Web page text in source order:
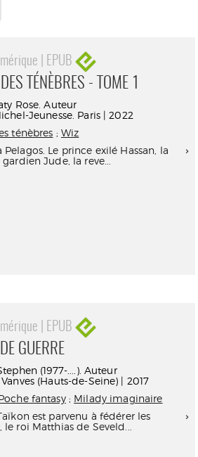
| EPUB
TÉNÈBRES - TOME 1
Rose. Auteur
Jeunesse. Paris | 2022
ténèbres ; Wiz
Pelagos. Le prince exilé Hassan, la
Jude, la reve...
| EPUB
GUERRE
(1977-....). Auteur
(Hauts-de-Seine) | 2017
fantasy; Milady imaginaire
est parvenu à fédérer les
roi Matthias de Seveld...